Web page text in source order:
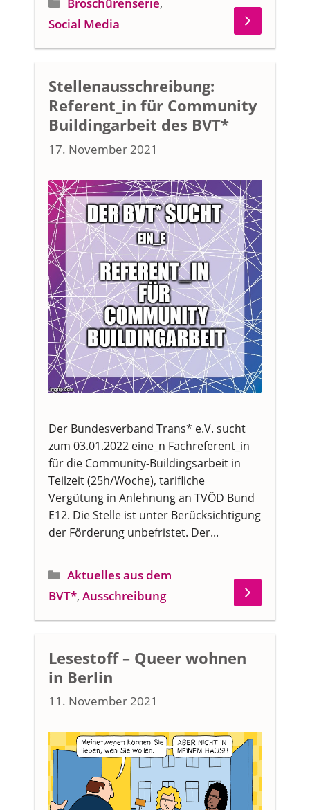
Broschürenserie,
Social Media
Stellenausschreibung:
Referent_in für Community
Buildingarbeit des BVT*
17. November 2021
Der Bundesverband Trans* e.V. sucht
zum 03.01.2022 eine_n Fachreferent_in
für die Community-Buildingsarbeit in
Teilzeit (25h/Woche), tarifliche
Vergütung in Anlehnung an TVÖD Bund
E12. Die Stelle ist unter Berücksichtigung
der Förderung unbefristet. Der...
Kategorien
Aktuelles aus dem
BVT*, Ausschreibung
Lesestoff – Queer wohnen
in Berlin
11. November 2021